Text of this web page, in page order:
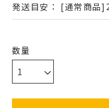
発送目安： [通常商品